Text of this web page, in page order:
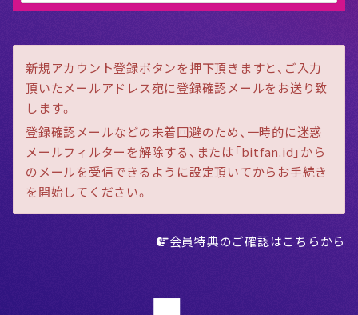
新規アカウント登録ボタンを押下頂きますと、ご入力
頂いたメールアドレス宛に登録確認メールをお送り致
します。
登録確認メールなどの未着回避のため、一時的に迷惑
メールフィルターを解除する、または「bitfan.id」から
のメールを受信できるように設定頂いてからお手続き
を開始してください。
会員特典のご確認はこちらから